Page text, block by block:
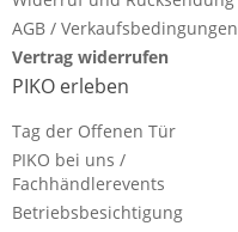
AGB / Verkaufsbedingungen
Vertrag widerrufen
PIKO erleben
Tag der Offenen Tür
PIKO bei uns /
Fachhändlerevents
Betriebsbesichtigung